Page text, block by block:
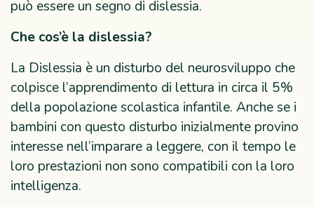
può essere un segno di dislessia.
Che cos’è la dislessia?
La Dislessia è un disturbo del neurosviluppo che
colpisce l’apprendimento di lettura in circa il 5%
della popolazione scolastica infantile. Anche se i
bambini con questo disturbo inizialmente provino
interesse nell’imparare a leggere, con il tempo le
loro prestazioni non sono compatibili con la loro
intelligenza.